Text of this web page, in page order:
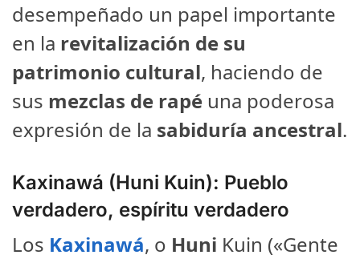
desempeñado un papel importante
en la revitalización de su
patrimonio cultural, haciendo de
sus mezclas de rapé una poderosa
expresión de la sabiduría ancestral.
Kaxinawá (Huni Kuin): Pueblo
verdadero, espíritu verdadero
Los Kaxinawá, o Huni Kuin («Gente